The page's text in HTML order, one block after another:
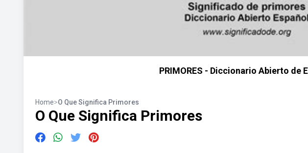
PRIMORES - Diccionario Abierto de
Home>O Que Significa Primores
O Que Significa Primores